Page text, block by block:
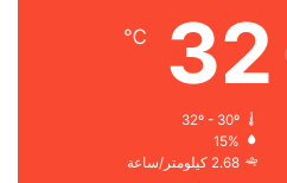
32
℃
32º - 30º
15%
2.68 كيلومتر/ساعة